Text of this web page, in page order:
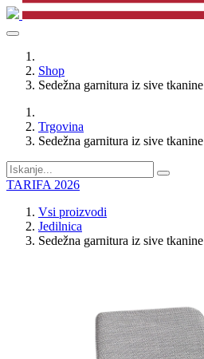
Shop
Sedežna garnitura iz sive tkanine
Trgovina
Sedežna garnitura iz sive tkanine
TARIFA 2026
Vsi proizvodi
Jedilnica
Sedežna garnitura iz sive tkanine